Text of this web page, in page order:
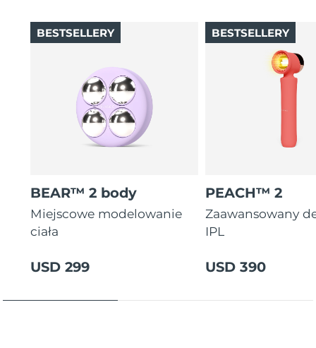
BEAR™ 2 body
Miejscowe modelowanie
ciała
USD 299
BESTSELLERY
PEACH™ 2
Zaawansowany
IPL
USD 390
BESTSELLERY